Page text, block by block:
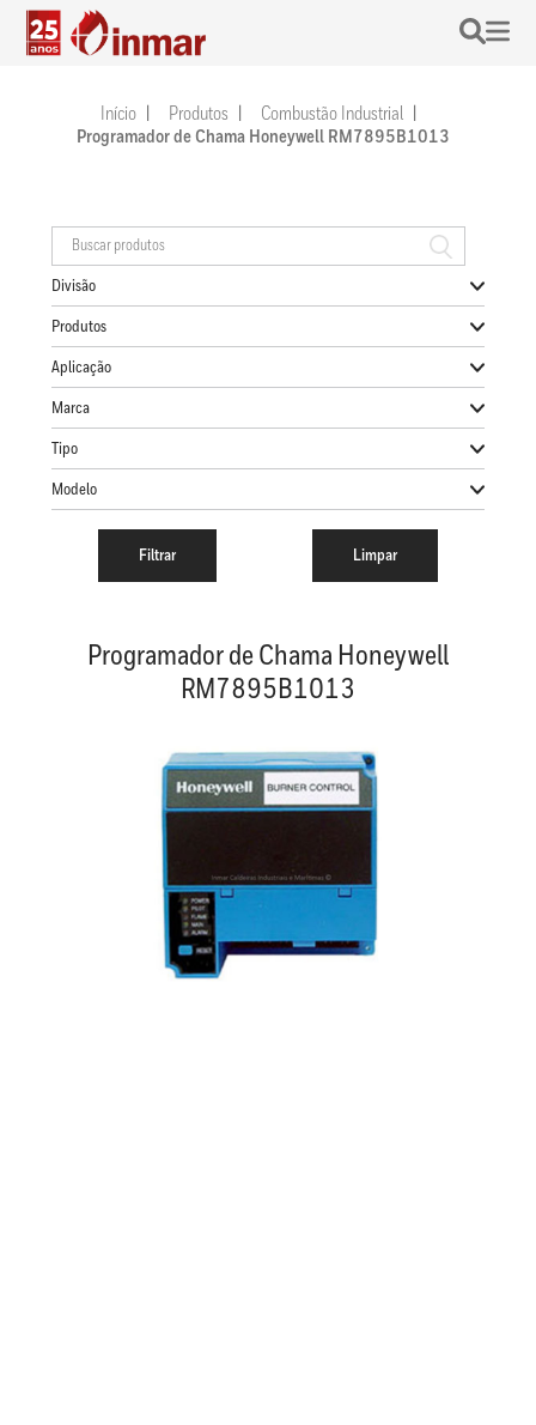
Início Produtos
Combustão Industrial
Programador de Chama Honeywell RM7895B1013
Divisão
Produtos
Aplicação
Marca
Tipo
Modelo
Programador de Chama Honeywell
RM7895B1013